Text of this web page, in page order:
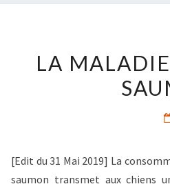
LA
[Edit du 31 Mai 2019] La
saumon transmet aux chiens